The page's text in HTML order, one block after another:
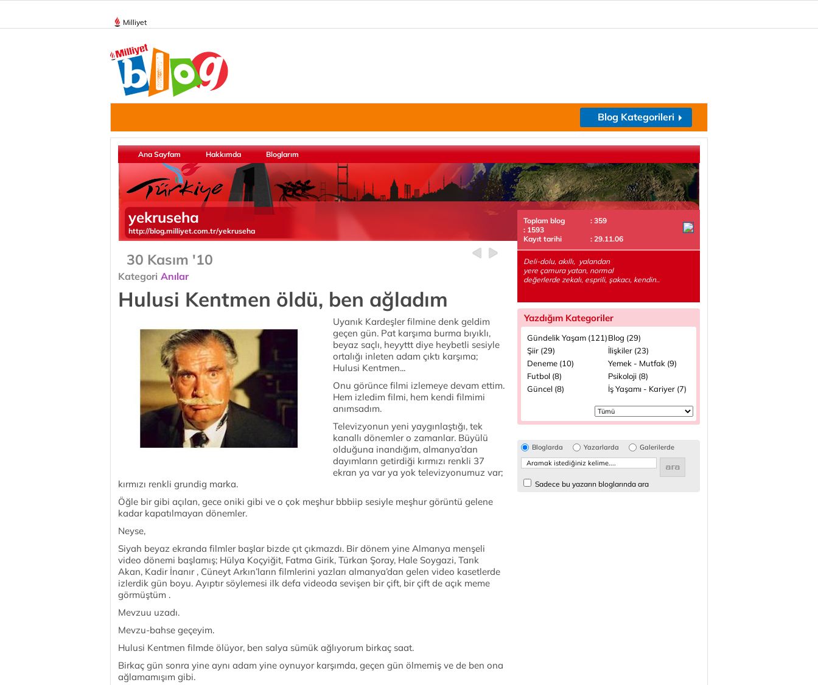
Milliyet
Blog Kategorileri
Ana Sayfam Hakkımda Bloglarım
yekruseha
http://blog.milliyet.com.tr/yekruseha
30 Kasım '10
Kategori Anılar
Hulusi Kentmen öldü, ben ağladım
Uyanık Kardeşler filmine denk geldim
geçen gün. Pat karşıma burma bıyıklı,
beyaz saçlı, heyyttt diye heybetli sesiyle
ortalığı inleten adam çıktı karşıma;
Hulusi Kentmen...
Onu görünce filmi izlemeye devam ettim.
Hem izledim filmi, hem kendi filmimi
anımsadım.
Televizyonun yeni yaygınlaştığı, tek
kanallı dönemler o zamanlar. Büyülü
olduğuna inandığım, almanya’dan
dayımların getirdiği kırmızı renkli 37
ekran ya var ya yok televizyonumuz var;
kırmızı renkli grundig marka.
Öğle bir gibi açılan, gece oniki gibi ve o çok meşhur bbbiip sesiyle meşhur görüntü gelene
kadar kapatılmayan dönemler.
Neyse,
Siyah beyaz ekranda filmler başlar bizde çıt çıkmazdı. Bir dönem yine Almanya menşeli
video dönemi başlamış; Hülya Koçyiğit, Fatma Girik, Türkan Şoray, Hale Soygazi, Tarık
Akan, Kadir İnanır , Cüneyt Arkın’ların filmlerini yazları almanya’dan gelen video kasetlerde
izlerdik gün boyu. Ayıptır söylemesi ilk defa videoda sevişen bir çift, bir çift de açık meme
görmüştüm .
Mevzuu uzadı.
Mevzu-bahse geçeyim.
Hulusi Kentmen filmde ölüyor, ben salya sümük ağlıyorum birkaç saat.
Birkaç gün sonra yine aynı adam yine oynuyor karşımda, geçen gün ölmemiş ve de ben ona
ağlamamışım gibi.
Toplam blog
: 359
: 1593
Kayıt tarihi
: 29.11.06
Deli-dolu, akıllı, yalandan
yere çamura yatan, normal
değerlerde zekalı, esprili, şakacı, kendin..
Yazdığım Kategoriler
Gündelik Yaşam (121)Blog (29)
Şiir (29)
İlişkiler (23)
Deneme (10)
Yemek - Mutfak (9)
Futbol (8)
Psikoloji (8)
Güncel (8)
İş Yaşamı - Kariyer (7)
Bloglarda Yazarlarda Galerilerde
Sadece bu yazarın bloglarında ara